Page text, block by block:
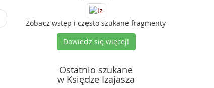
Zobacz wstęp i często szukane fragmenty
Dowiedz się więcej!
Ostatnio szukane
w Księdze Izajasza